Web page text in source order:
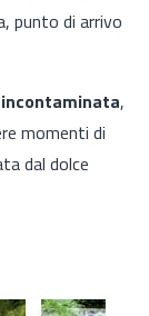
punto di arrivo
,
momenti di
dal dolce